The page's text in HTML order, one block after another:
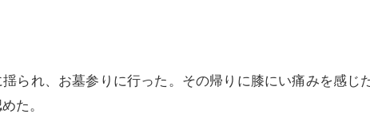
られ、お墓参りに行った。その帰りに膝にい痛みを感じ
た。